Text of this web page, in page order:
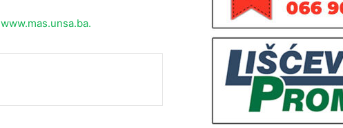
www.mas.unsa.ba.